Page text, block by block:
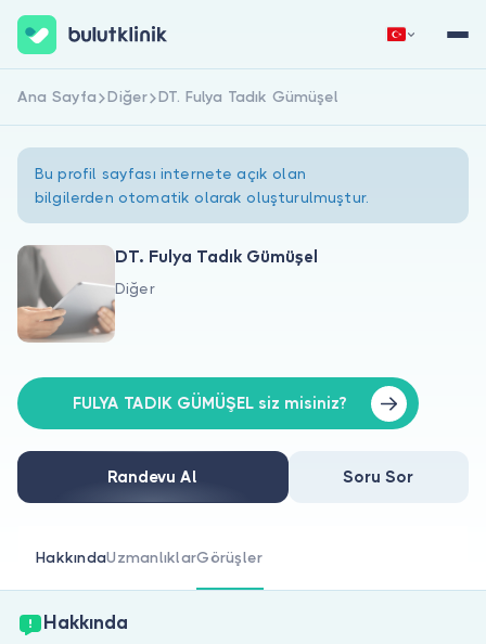
Hakkımızda
Doktorlar için
Doktor musunuz?
Hemen Kaydol Giriş Yap
Ana Sayfa Diğer DT. Fulya Tadık Gümüşel
Bu profil sayfası internete açık olan
bilgilerden otomatik olarak oluşturulmuştur.
DT. Fulya Tadık Gümüşel
Diğer
FULYA TADIK GÜMÜŞEL siz misiniz?
Randevu Al Soru Sor
HakkındaUzmanlıklarGörüşler
Hakkında